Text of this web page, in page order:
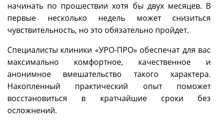
начинать по прошествии хотя бы двух месяцев. В
первые несколько недель может снизиться
чувствительность, но это обязательно пройдет.
Специалисты клиники «УРО-ПРО» обеспечат для вас
максимально комфортное, качественное и
анонимное вмешательство такого характера.
Накопленный практический опыт поможет
восстановиться в кратчайшие сроки без
осложнений.